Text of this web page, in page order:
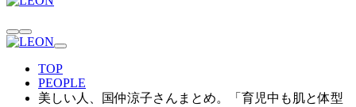
TOP
PEOPLE
美しい人、国仲涼子さんまとめ。「育児中も肌と体型